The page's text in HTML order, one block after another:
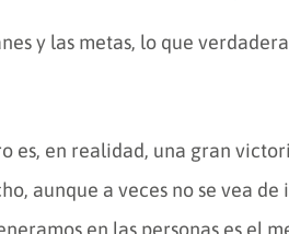
y las metas, lo que
es, en realidad, una gran
aunque a veces no se vea
en las personas es el